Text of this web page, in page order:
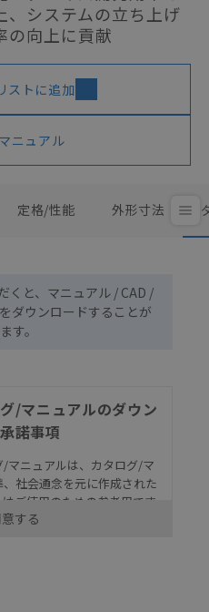
、システムの立ち上げ
の向上に貢献
ストに追加
ニュアル
定格/性能 外形寸法
くと、マニュアル / CAD /
ダウンロードすることが
す。
/マニュアルのダウン
諾事項
マニュアルは、カタログ/マ
社会通念を元に作成された
ご使用のための参考用です
性については十分にご配慮
は、システム全体として
する